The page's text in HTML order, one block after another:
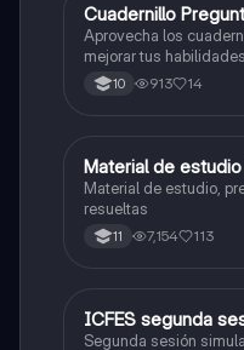
ICFES: Inglés
Cuadernillo
Aprovecha los
mejorar tus
Prueba Saber 11. 🫡
10 913 14
ICFES: Matemáticas
Material de
Material de estudio,
resueltas
11 7,154 113
ICFES: Lectura Crítica
ICFES segunda
Segunda sesión